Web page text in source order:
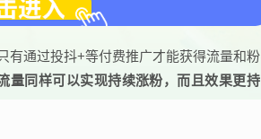
有通过投抖+等付费推广才能获得流量和粉
量同样可以实现持续涨粉，而且效果更持